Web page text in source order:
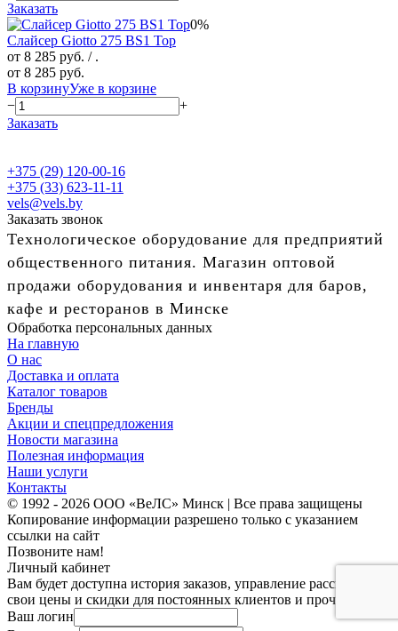
Заказать
0%
Слайсер Giotto 275 BS1 Top
от 8 285 руб. / .
от 8 285 руб.
В корзинуУже в корзине
−
+
Заказать
+375 (29) 120-00-16
+375 (33) 623-11-11
vels@vels.by
Заказать звонок
Технологическое оборудование для предприятий
общественного питания. Магазин оптовой
продажи оборудования и инвентаря для баров,
кафе и ресторанов в Минске
Обработка персональных данных
На главную
О нас
Доставка и оплата
Каталог товаров
Бренды
Акции и спецпредложения
Новости магазина
Полезная информация
Наши услуги
Контакты
© 1992 - 2026 ООО «ВеЛС» Минск | Все права защищены
Копирование информации разрешено только с указанием
ссылки на сайт
Позвоните нам!
Личный кабинет
Вам будет доступна история заказов, управление рассылками,
свои цены и скидки для постоянных клиентов и прочее.
Ваш логин